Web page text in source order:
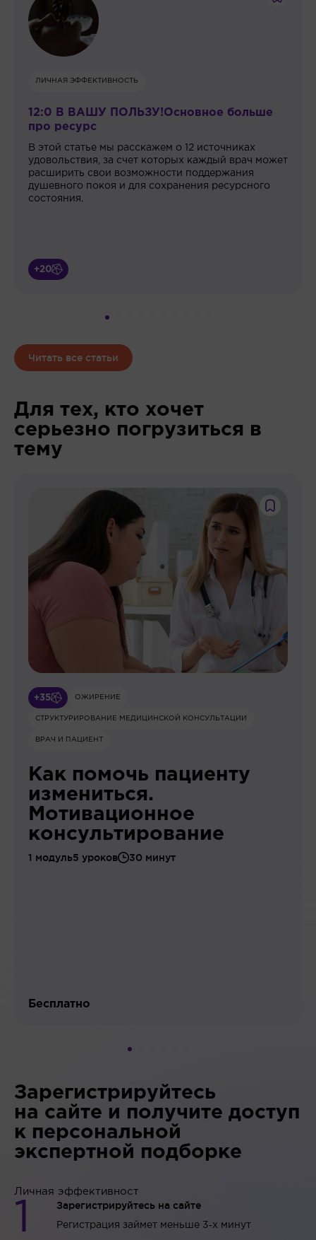
ЛИЧНАЯ ЭФФЕКТИВНОСТЬ
12:0 В ВАШУ ПОЛЬЗУ!Основное больше
про ресурс
В этой статье мы расскажем о 12 источниках
удовольствия, за счет которых каждый врач может
расширить свои возможности поддержания
душевного покоя и для сохранения ресурсного
состояния.
+20
Читать все статьи
Для тех, кто хочет
серьезно погрузиться в
тему
+35 ОЖИРЕНИЕ
СТРУКТУРИРОВАНИЕ МЕДИЦИНСКОЙ КОНСУЛЬТАЦИИ
ВРАЧ И ПАЦИЕНТ
Как помочь пациенту
измениться.
Мотивационное
консультирование
1 модуль5 уроков 30 минут
Бесплатно
Зарегистрируйтесь
на сайте и получите доступ
к персональной
экспертной подборке
Личная эффективност
1 Зарегистрируйтесь на сайте
Регистрация займет меньше 3‑х минут